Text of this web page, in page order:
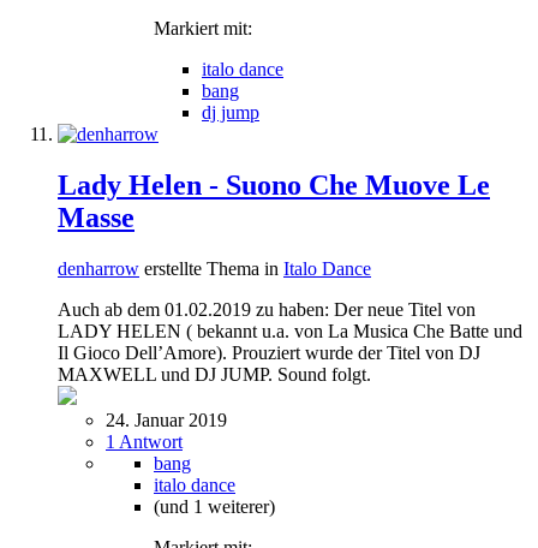
Markiert mit:
italo dance
bang
dj jump
Lady Helen - Suono Che Muove Le
Masse
denharrow erstellte Thema in Italo Dance
Auch ab dem 01.02.2019 zu haben: Der neue Titel von
LADY HELEN ( bekannt u.a. von La Musica Che Batte und
Il Gioco Dell’Amore). Prouziert wurde der Titel von DJ
MAXWELL und DJ JUMP. Sound folgt.
24. Januar 2019
1 Antwort
bang
italo dance
(und 1 weiterer)